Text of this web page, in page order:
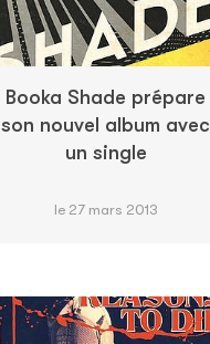
Booka Shade prépare
son nouvel album avec
un single
le 27 mars 2013